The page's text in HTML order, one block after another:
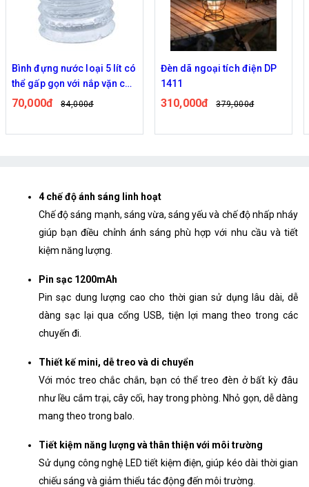
Bình đựng nước loại 5 lít có
thể gấp gọn với nắp vặn có
vòi tiện lợi
70,000đ 84,000đ
Đèn dã ngoại tích điện DP
1411
310,000đ 379,000đ
4 chế độ ánh sáng linh hoạt
Chế độ sáng mạnh, sáng vừa, sáng yếu và chế độ nhấp nháy
giúp bạn điều chỉnh ánh sáng phù hợp với nhu cầu và tiết
kiệm năng lượng.
Pin sạc 1200mAh
Pin sạc dung lượng cao cho thời gian sử dụng lâu dài, dễ
dàng sạc lại qua cổng USB, tiện lợi mang theo trong các
chuyến đi.
Thiết kế mini, dễ treo và di chuyển
Với móc treo chắc chắn, bạn có thể treo đèn ở bất kỳ đâu
như lều cắm trại, cây cối, hay trong phòng. Nhỏ gọn, dễ dàng
mang theo trong balo.
Tiết kiệm năng lượng và thân thiện với môi trường
Sử dụng công nghệ LED tiết kiệm điện, giúp kéo dài thời gian
chiếu sáng và giảm thiểu tác động đến môi trường.